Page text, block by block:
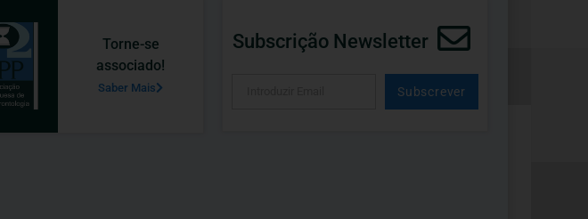
Torne-se
associado!
Saber Mais
Subscrição Newsletter
Subscrever